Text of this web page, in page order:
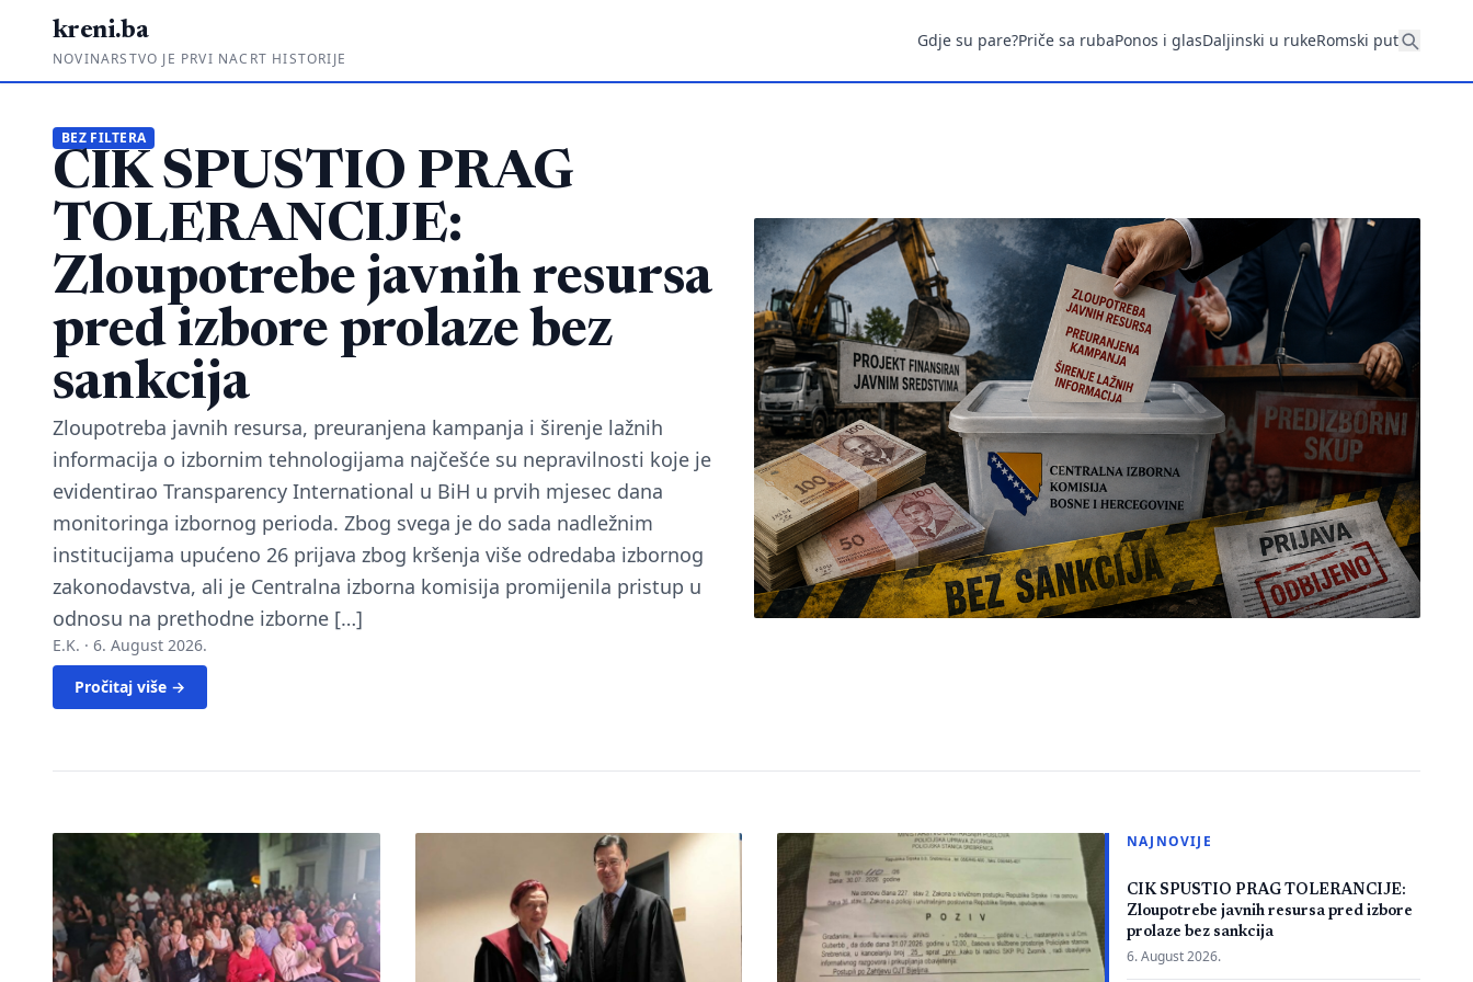
kreni.ba
NOVINARSTVO JE PRVI NACRT HISTORIJE
Gdje su pare?Priče sa rubaPonos i glasDaljinski u rukeRomski put
BEZ FILTERA
CIK SPUSTIO PRAG
TOLERANCIJE:
Zloupotrebe javnih resursa
pred izbore prolaze bez
sankcija
Zloupotreba javnih resursa, preuranjena kampanja i širenje lažnih
informacija o izbornim tehnologijama najčešće su nepravilnosti koje je
evidentirao Transparency International u BiH u prvih mjesec dana
monitoringa izbornog perioda. Zbog svega je do sada nadležnim
institucijama upućeno 26 prijava zbog kršenja više odredaba izbornog
zakonodavstva, ali je Centralna izborna komisija promijenila pristup u
odnosu na prethodne izborne […]
E.K. · 6. August 2026.
Pročitaj više →
NAJNOVIJE
CIK SPUSTIO PRAG TOLERANCIJE:
Zloupotrebe javnih resursa pred izbore
prolaze bez sankcija
6. August 2026.